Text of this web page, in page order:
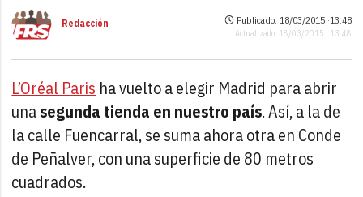
Redacción Publicado: 18/03/2015 ·13:48
Actualizado: 18/03/2015 · 13:48
L’Oréal Paris ha vuelto a elegir Madrid para abrir
unasegunda tienda en nuestro país. Así, a la de
la calle Fuencarral, se suma ahora otra en Conde
de Peñalver, con una superficie de 80 metros
cuadrados.